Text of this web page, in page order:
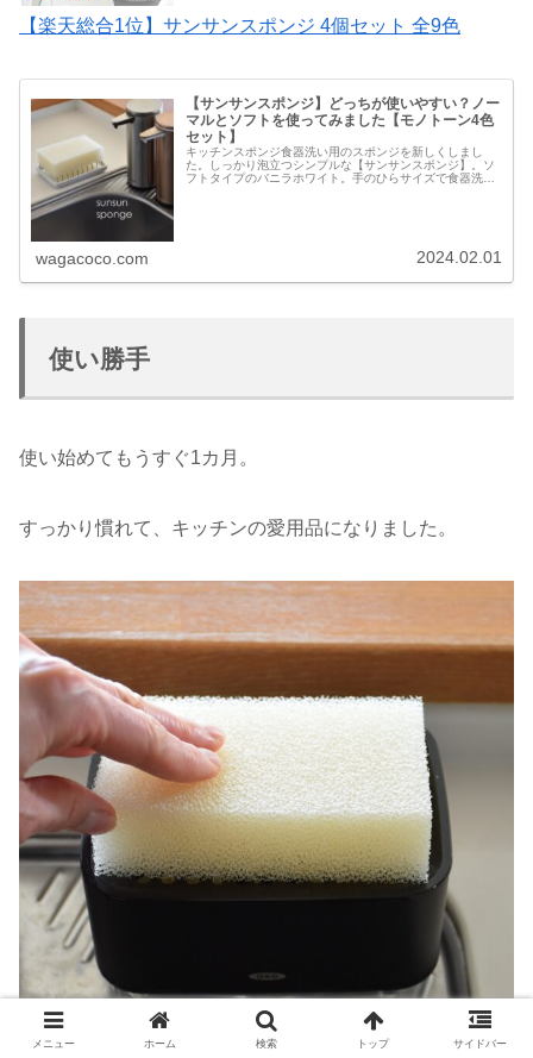
【楽天総合1位】サンサンスポンジ 4個セット 全9色
【サンサンスポンジ】どっちが使いやすい？ノー
マルとソフトを使ってみました【モノトーン4色
セット】
キッチンスポンジ食器洗い用のスポンジを新しくしまし
た。しっかり泡立つシンプルな【サンサンスポンジ】。ソ
フトタイプのバニラホワイト。手のひらサイズで食器洗い
wagacoco.com 2024.02.01
使い勝手
使い始めてもうすぐ1カ月。
すっかり慣れて、キッチンの愛用品になりました。
メニュー ホーム 検索 トップ サイドバー